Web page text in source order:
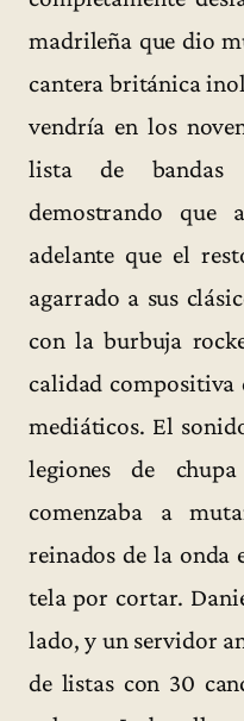
madrileña que dio
cantera británica
vendría en los
lista de bandas
demostrando que
adelante que el
agarrado a sus
con la burbuja
calidad compositiva
mediáticos. El
legiones de
comenzaba a
reinados de la onda
tela por cortar.
lado, y un servidor
de listas con 30